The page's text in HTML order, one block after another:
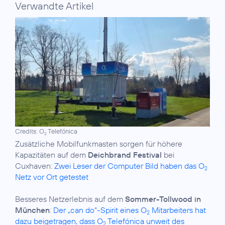
Verwandte Artikel
Credits: O2Telefónica
Zusätzliche Mobilfunkmasten sorgen für höhere
Kapazitäten auf dem Deichbrand Festival bei
Cuxhaven: Zwei Leser der Computer Bild haben das O2
Netz vor Ort getestet
Besseres Netzerlebnis auf dem Sommer-Tollwood in
München: Der „can do“-Spirit eines O2 Mitarbeiters hat
dazu beigetragen, dass O Telefónica unweit des